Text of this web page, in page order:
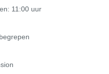
11:00 uur